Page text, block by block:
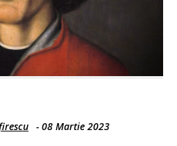
- 08 Martie 2023